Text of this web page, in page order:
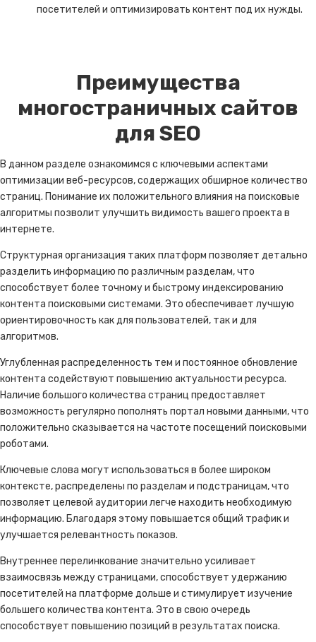
посетителей и оптимизировать контент под их нужды.
Преимущества
многостраничных сайтов
для SEO
В данном разделе ознакомимся с ключевыми аспектами
оптимизации веб-ресурсов, содержащих обширное количество
страниц. Понимание их положительного влияния на поисковые
алгоритмы позволит улучшить видимость вашего проекта в
интернете.
Структурная организация таких платформ позволяет детально
разделить информацию по различным разделам, что
способствует более точному и быстрому индексированию
контента поисковыми системами. Это обеспечивает лучшую
ориентировочность как для пользователей, так и для
алгоритмов.
Углубленная распределенность тем и постоянное обновление
контента содействуют повышению актуальности ресурса.
Наличие большого количества страниц предоставляет
возможность регулярно пополнять портал новыми данными, что
положительно сказывается на частоте посещений поисковыми
роботами.
Ключевые слова могут использоваться в более широком
контексте, распределены по разделам и подстраницам, что
позволяет целевой аудитории легче находить необходимую
информацию. Благодаря этому повышается общий трафик и
улучшается релевантность показов.
Внутреннее перелинкование значительно усиливает
взаимосвязь между страницами, способствует удержанию
посетителей на платформе дольше и стимулирует изучение
большего количества контента. Это в свою очередь
способствует повышению позиций в результатах поиска.